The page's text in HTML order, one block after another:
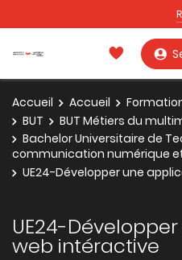
Accueil Accueil
BUT
BUT Métiers du
Bachelor Universitaire de
communication numérique
UE24-Développer une
UE24-
web intéractive